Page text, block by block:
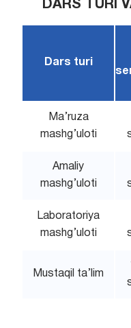
DARS TURI
Dars turi
Ma’ruza
mashg’uloti
Amaliy
mashg’uloti
Laboratoriya
mashg’uloti
Mustaqil ta’lim